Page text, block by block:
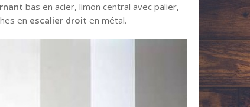
bas en acier, limon central avec palier,
en escalier droit en métal.